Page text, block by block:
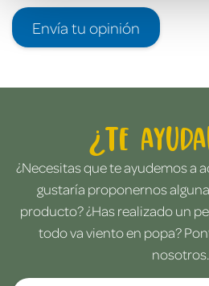
Envía tu opinión
¿Te
¿Necesitas que te ayudemos a
gustaría proponernos
producto? ¿Has realizado un
todo va viento en popa?
nosotros.